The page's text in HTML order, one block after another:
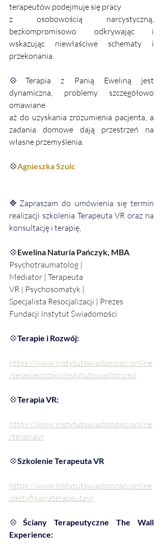
terapeutów podejmuje się pracy
z osobowością narcystyczną,
bezkompromisowo odkrywając i
wskazując niewłaściwe schematy i
przekonania.
💠Terapia z Panią Eweliną jest
dynamiczna, problemy szczegółowo
omawiane
aż do uzyskania zrozumienia pacjenta, a
zadania domowe dają przestrzeń na
własne przemyślenia.
💠Agnieszka Szulc
🔷Zapraszam do umówienia się termin
realizacji szkolenia Terapeuta VR oraz na
konsultację i terapię,
💠Ewelina Naturia Pańczyk, MBA
Psychotraumatolog |
Mediator | Terapeuta
VR | Psychosomatyk |
Specjalista Resocjalizacji | Prezes
Fundacji Instytut Świadomości
💠Terapie i Rozwój:
https://www.instytutswiadomosci.online
/terapieirozwojinstytutswiadomosci
💠Terapia VR:
https://www.instytutswiadomosci.online
/terapiavr
💠Szkolenie Terapeuta VR
https://www.instytutswiadomosci.online
/certyfikacjaterapeutavr
💠 Ściany Terapeutyczne The Wall
Experience: